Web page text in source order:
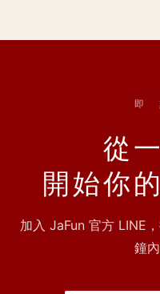
即
從
開始你
加入 JaFun 官方 LINE
鐘